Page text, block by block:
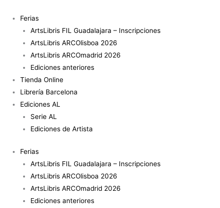
contenido
Ferias
ArtsLibris FIL Guadalajara – Inscripciones
ArtsLibris ARCOlisboa 2026
ArtsLibris ARCOmadrid 2026
Ediciones anteriores
Tienda Online
Librería Barcelona
Ediciones AL
Serie AL
Ediciones de Artista
Ferias
ArtsLibris FIL Guadalajara – Inscripciones
ArtsLibris ARCOlisboa 2026
ArtsLibris ARCOmadrid 2026
Ediciones anteriores